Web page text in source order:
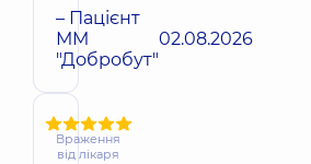
– Пацієнт
ММ
"Добробут"
02.08.2026
Враження
від лікаря